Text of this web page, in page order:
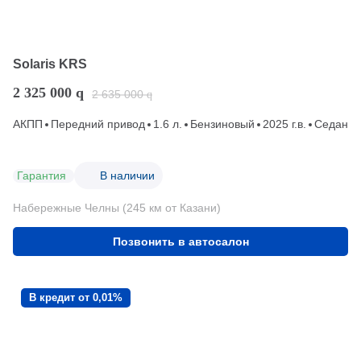
Solaris KRS
2 325 000 q 2 635 000 q
АКПП Передний привод 1.6 л. Бензиновый 2025 г.в. Седан
Гарантия В наличии
Набережные Челны (245 км от Казани)
Позвонить в автосалон
В кредит от 0,01%